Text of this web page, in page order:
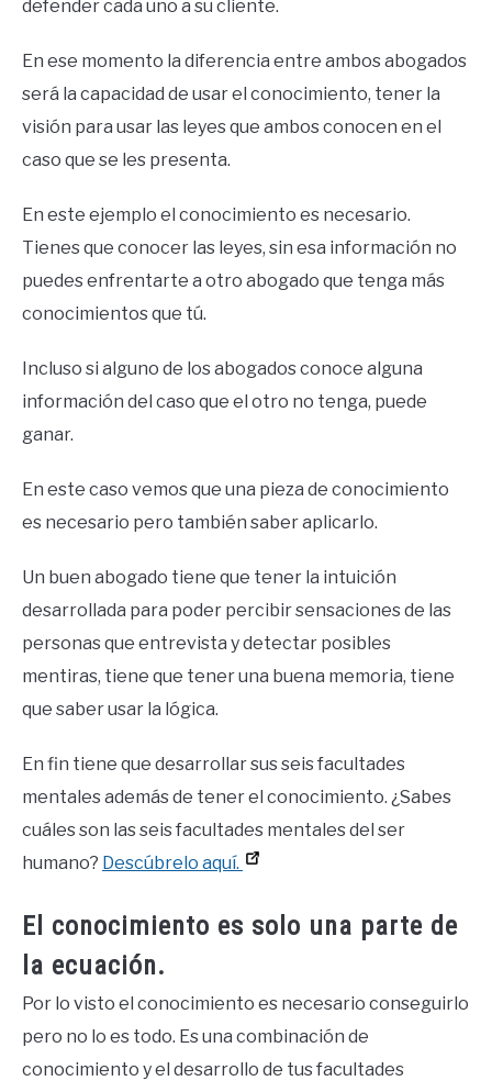
defender cada uno a su cliente.
En ese momento la diferencia entre ambos abogados
será la capacidad de usar el conocimiento, tener la
visión para usar las leyes que ambos conocen en el
caso que se les presenta.
En este ejemplo el conocimiento es necesario.
Tienes que conocer las leyes, sin esa información no
puedes enfrentarte a otro abogado que tenga más
conocimientos que tú.
Incluso si alguno de los abogados conoce alguna
información del caso que el otro no tenga, puede
ganar.
En este caso vemos que una pieza de conocimiento
es necesario pero también saber aplicarlo.
Un buen abogado tiene que tener la intuición
desarrollada para poder percibir sensaciones de las
personas que entrevista y detectar posibles
mentiras, tiene que tener una buena memoria, tiene
que saber usar la lógica.
En fin tiene que desarrollar sus seis facultades
mentales además de tener el conocimiento. ¿Sabes
cuáles son las seis facultades mentales del ser
humano? Descúbrelo aquí.
El conocimiento es solo una parte de
la ecuación.
Por lo visto el conocimiento es necesario conseguirlo
pero no lo es todo. Es una combinación de
conocimiento y el desarrollo de tus facultades